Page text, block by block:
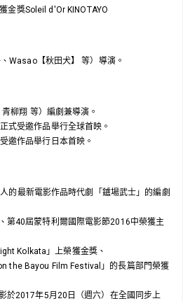
金獎Soleil d'Or KINOTAYO
Wasao【秋田犬】 等）導演。
青柳翔 等）編劇兼導演。
式受邀作品舉行全球首映。
邀作品舉行日本首映。
的最新電影作品時代劇「鑪場武士」的編劇
第40屆蒙特利爾國際電影節2016中榮獲主
Kolkata」上榮獲金獎、
the Bayou Film Festival」的長篇部門榮獲
於2017年5月20日（週六）在全國同步上